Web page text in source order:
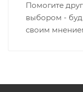
Помогите
выбором -
своим